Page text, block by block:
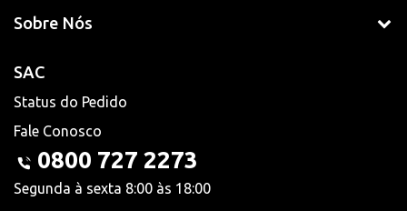
Sobre Nós
SAC
Status do Pedido
Fale Conosco
0800 727 2273
Segunda à sexta 8:00 às 18:00